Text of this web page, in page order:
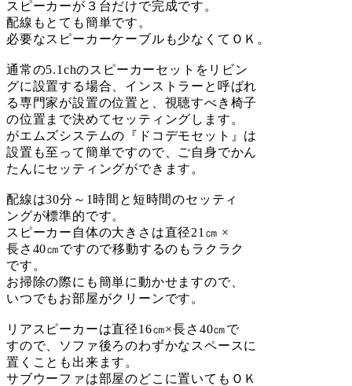
スピーカーが３台だけで完成です。
配線もとても簡単です。
必要なスピーカーケーブルも少なくてＯＫ。
通常の5.1chのスピーカーセットをリビン
グに設置する場合、インストラーと呼ばれ
る専門家が設置の位置と、視聴すべき椅子
の位置まで決めてセッティングします。
がエムズシステムの『ドコデモセット』は
設置も至って簡単ですので、ご自身でかん
たんにセッティングができます。
配線は30分～1時間と短時間のセッティ
ングが標準的です。
スピーカー自体の大きさは直径21㎝ ×
長さ40㎝ですので移動するのもラクラク
です。
お掃除の際にも簡単に動かせますので、
いつでもお部屋がクリーンです。
リアスピーカーは直径16㎝×長さ40㎝で
すので、ソファ後ろのわずかなスペースに
置くことも出来ます。
サブウーファは部屋のどこに置いてもＯＫ